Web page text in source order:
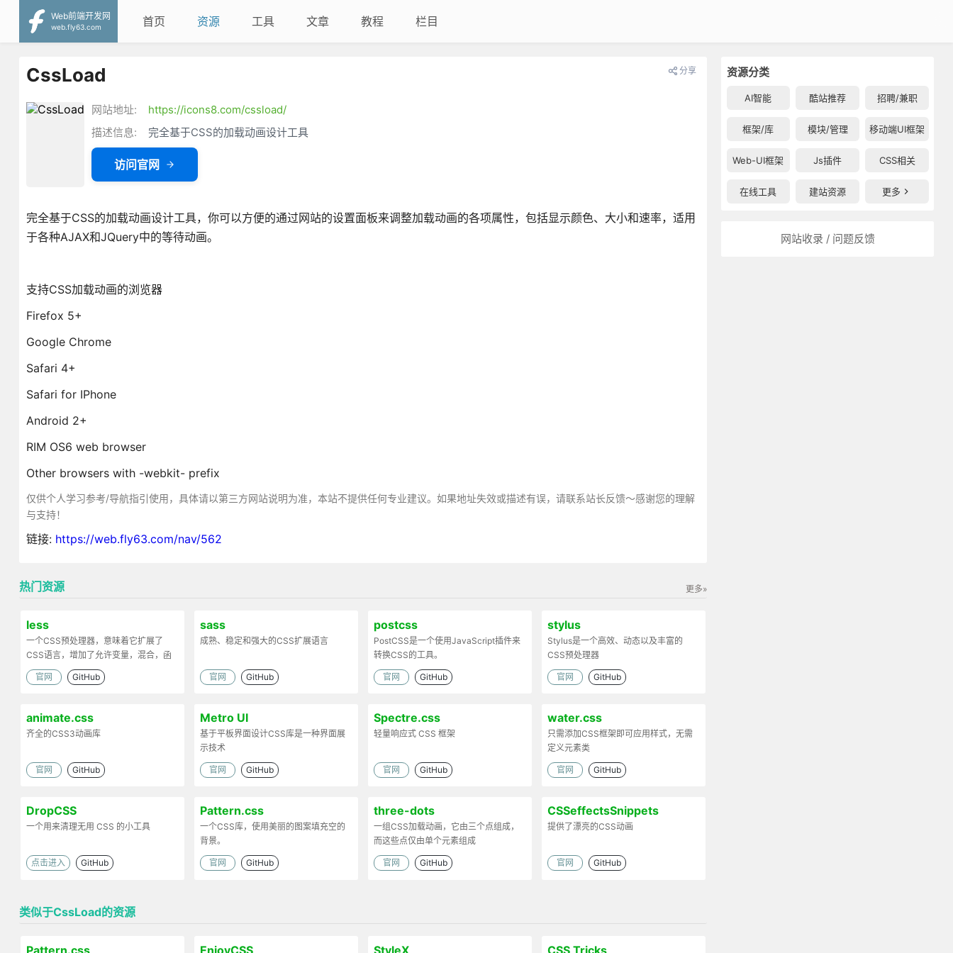
Web前端开发网
web.fly63.com
首页 资源 工具 文章 教程 栏目
资源分类
AI智能 酷站推荐 招聘/兼职
框架/库 模块/管理 移动端UI框架
Web-UI框架 Js插件 CSS相关
在线工具 建站资源 更多
网站收录 / 问题反馈
CssLoad 分享
网站地址:
https://icons8.com/cssload/
描述信息:
完全基于CSS的加载动画设计工具
访问官网
完全基于CSS的加载动画设计工具，你可以方便的通过网站的设置面板来调整加载动画的各项属性，包括显示颜色、大小和速率，适用
于各种AJAX和JQuery中的等待动画。
支持CSS加载动画的浏览器
Firefox 5+
Google Chrome
Safari 4+
Safari for IPhone
Android 2+
RIM OS6 web browser
Other browsers with -webkit- prefix
仅供个人学习参考/导航指引使用，具体请以第三方网站说明为准，本站不提供任何专业建议。如果地址失效或描述有误，请联系站长反馈～感谢您的理解
与支持！
链接: https://web.fly63.com/nav/562
更多»
热门资源
less
一个CSS预处理器，意味着它扩展了
CSS语言，增加了允许变量，混合，函
数和许多其他技术的功能
官网 GitHub
sass
成熟、稳定和强大的CSS扩展语言
官网 GitHub
postcss
PostCSS是一个使用JavaScript插件来
转换CSS的工具。
官网 GitHub
stylus
Stylus是一个高效、动态以及丰富的
CSS预处理器
官网 GitHub
animate.css
齐全的CSS3动画库
官网 GitHub
Metro UI
基于平板界面设计CSS库是一种界面展
示技术
官网 GitHub
Spectre.css
轻量响应式 CSS 框架
官网 GitHub
water.css
只需添加CSS框架即可应用样式，无需
定义元素类
官网 GitHub
DropCSS
一个用来清理无用 CSS 的小工具
点击进入 GitHub
Pattern.css
一个CSS库，使用美丽的图案填充空的
背景。
官网 GitHub
three-dots
一组CSS加载动画，它由三个点组成，
而这些点仅由单个元素组成
官网 GitHub
CSSeffectsSnippets
提供了漂亮的CSS动画
官网 GitHub
类似于CssLoad的资源
Pattern.css EnjoyCSS StyleX CSS Tricks